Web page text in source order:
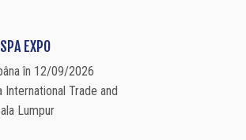
EXPO
în 12/09/2026
International Trade and
Lumpur